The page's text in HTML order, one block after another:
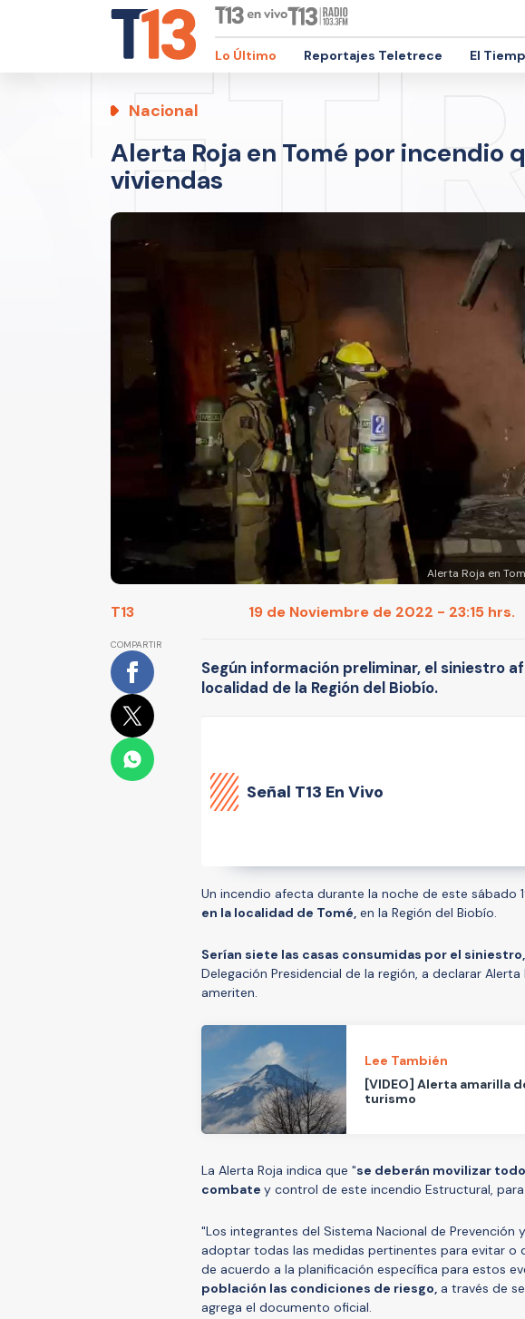
Lo Último Reportajes Teletrece El
Nacional
Alerta Roja en Tomé por incendio
viviendas
Alerta Roja en
T13 19 de Noviembre de 2022 - 23:15 hrs.
COMPARTIR
Según información preliminar, el siniestro
localidad de la Región del Biobío.
Señal T13 En Vivo
Un incendio afecta durante la noche de este sábado
en la localidad de Tomé, en la Región del Biobío.
Serían siete las casas consumidas por el siniestro,
Delegación Presidencial de la región, a declarar
ameriten.
Lee También
[VIDEO] Alerta amarilla
turismo
La Alerta Roja indica que "se deberán movilizar
combate y control de este incendio Estructural,
"Los integrantes del Sistema Nacional de Prevención
adoptar todas las medidas pertinentes para evitar o
de acuerdo a la planificación específica para estos
población las condiciones de riesgo, a través de
agrega el documento oficial.